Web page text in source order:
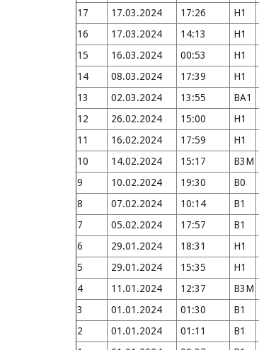
17
17.03.2024 17:26 H1
16
17.03.2024 14:13 H1
15
16.03.2024 00:53 H1
14
08.03.2024 17:39 H1
13
02.03.2024 13:55 BA1
12
26.02.2024 15:00 H1
11
16.02.2024 17:59 H1
10
14.02.2024 15:17 B3M
9
10.02.2024 19:30 B0
8
07.02.2024 10:14 B1
7
05.02.2024 17:57 B1
6
29.01.2024 18:31 H1
5
29.01.2024 15:35 H1
4
11.01.2024 12:37 B3M
3
01.01.2024 01:30 B1
2
01.01.2024 01:11 B1